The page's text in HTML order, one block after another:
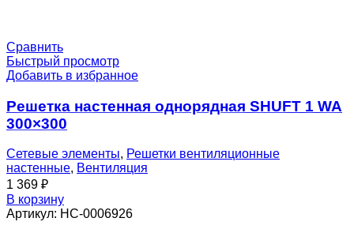
Сравнить
Быстрый просмотр
Добавить в избранное
Решетка настенная однорядная SHUFT 1 WA
300×300
Сетевые элементы, Решетки вентиляционные
настенные, Вентиляция
1 369 ₽
В корзину
Артикул: НС-0006926